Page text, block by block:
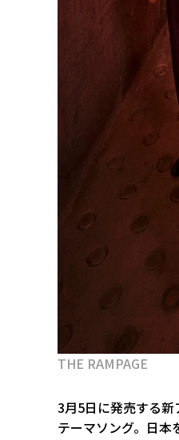
THE RAMPAGE
3月5日に発売する
テーマソング。日本